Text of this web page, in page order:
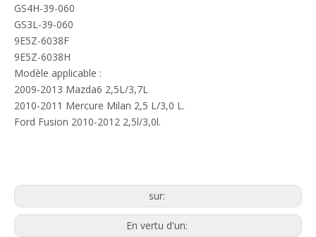
GS4H-39-060
GS3L-39-060
9E5Z-6038F
9E5Z-6038H
Modèle applicable :
2009-2013 Mazda6 2,5L/3,7L
2010-2011 Mercure Milan 2,5 L/3,0 L.
Ford Fusion 2010-2012 2,5l/3,0l.
sur:
En vertu d'un: